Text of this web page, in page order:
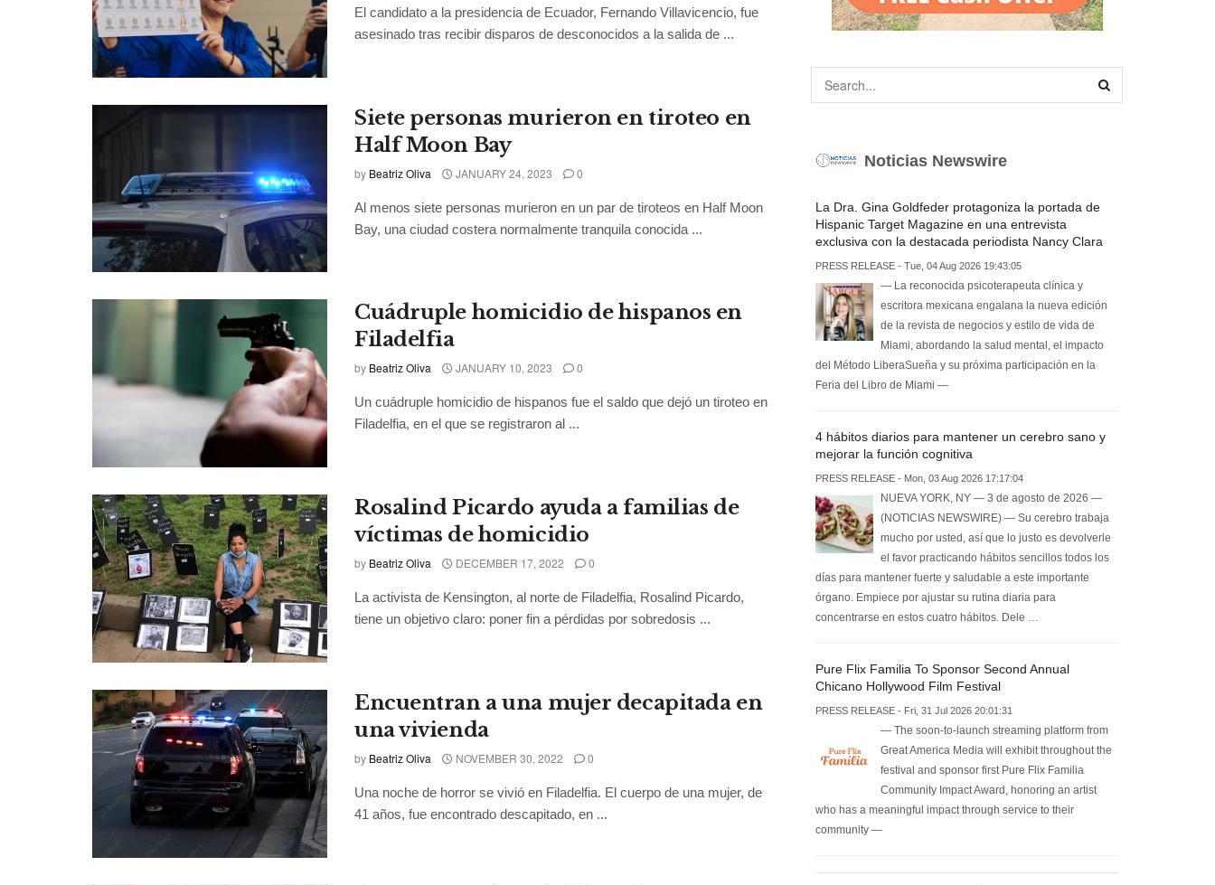
El candidato a la presidencia de Ecuador, Fernando Villavicencio, fue
asesinado tras recibir disparos de desconocidos a la salida de ...
Siete personas murieron en tiroteo en
Half Moon Bay
by Beatriz Oliva JANUARY 24, 2023 0
Al menos siete personas murieron en un par de tiroteos en Half Moon
Bay, una ciudad costera normalmente tranquila conocida ...
Cuádruple homicidio de hispanos en
Filadelfia
by Beatriz Oliva JANUARY 10, 2023 0
Un cuádruple homicidio de hispanos fue el saldo que dejó un tiroteo en
Filadelfia, en el que se registraron al ...
Rosalind Picardo ayuda a familias de
víctimas de homicidio
by Beatriz Oliva DECEMBER 17, 2022 0
La activista de Kensington, al norte de Filadelfia, Rosalind Picardo,
tiene un objetivo claro: poner fin a pérdidas por sobredosis ...
Encuentran a una mujer decapitada en
una vivienda
by Beatriz Oliva NOVEMBER 30, 2022 0
Una noche de horror se vivió en Filadelfia. El cuerpo de una mujer, de
41 años, fue encontrado descapitado, en ...
Noticias Newswire
La Dra. Gina Goldfeder protagoniza la portada de
Hispanic Target Magazine en una entrevista
exclusiva con la destacada periodista Nancy Clara
PRESS RELEASE - Tue, 04 Aug 2026 19:43:05
— La reconocida psicoterapeuta clínica y
escritora mexicana engalana la nueva edición
de la revista de negocios y estilo de vida de
Miami, abordando la salud mental, el impacto
del Método LiberaSueña y su próxima participación en la
Feria del Libro de Miami —
4 hábitos diarios para mantener un cerebro sano y
mejorar la función cognitiva
PRESS RELEASE - Mon, 03 Aug 2026 17:17:04
NUEVA YORK, NY — 3 de agosto de 2026 —
(NOTICIAS NEWSWIRE) — Su cerebro trabaja
mucho por usted, así que lo justo es devolverle
el favor practicando hábitos sencillos todos los
días para mantener fuerte y saludable a este importante
órgano. Empiece por ajustar su rutina diaria para
concentrarse en estos cuatro hábitos. Dele …
Pure Flix Familia To Sponsor Second Annual
Chicano Hollywood Film Festival
PRESS RELEASE - Fri, 31 Jul 2026 20:01:31
— The soon-to-launch streaming platform from
Great America Media will exhibit throughout the
festival and sponsor first Pure Flix Familia
Community Impact Award, honoring an artist
who has a meaningful impact through service to their
community —